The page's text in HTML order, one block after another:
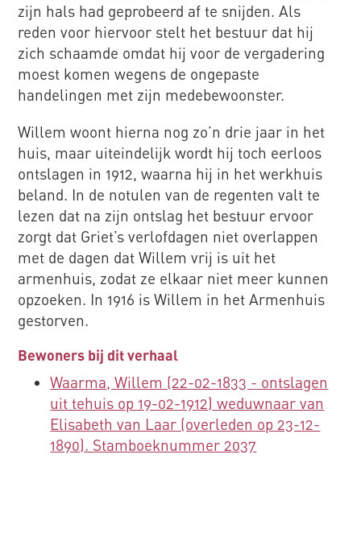
zijn hals had geprobeerd af te snijden. Als
reden voor hiervoor stelt het bestuur dat hij
zich schaamde omdat hij voor de vergadering
moest komen wegens de ongepaste
handelingen met zijn medebewoonster.
Willem woont hierna nog zo’n drie jaar in het
huis, maar uiteindelijk wordt hij toch eerloos
ontslagen in 1912, waarna hij in het werkhuis
beland. In de notulen van de regenten valt te
lezen dat na zijn ontslag het bestuur ervoor
zorgt dat Griet’s verlofdagen niet overlappen
met de dagen dat Willem vrij is uit het
armenhuis, zodat ze elkaar niet meer kunnen
opzoeken. In 1916 is Willem in het Armenhuis
gestorven.
Bewoners bij dit verhaal
Waarma, Willem (22-02-1833 - ontslagen
uit tehuis op 19-02-1912) weduwnaar van
Elisabeth van Laar (overleden op 23-12-
1890). Stamboeknummer 2037